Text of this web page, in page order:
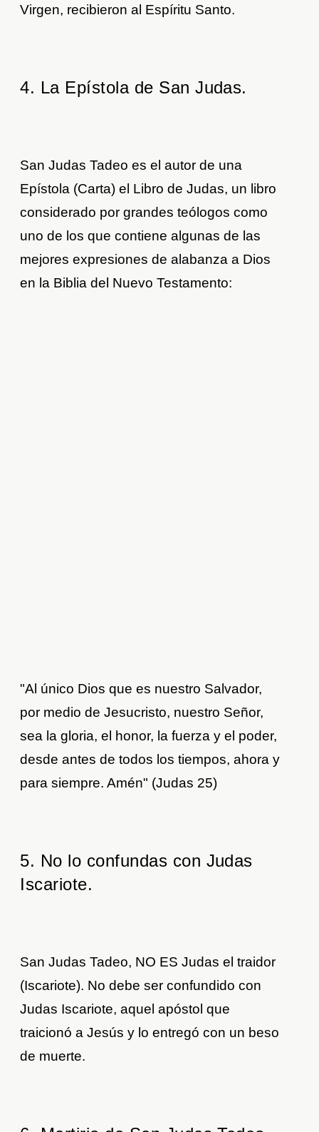
Virgen, recibieron al Espíritu Santo.
4. La Epístola de San Judas.
San Judas Tadeo es el autor de una
Epístola (Carta) el Libro de Judas, un libro
considerado por grandes teólogos como
uno de los que contiene algunas de las
mejores expresiones de alabanza a Dios
en la Biblia del Nuevo Testamento:
"Al único Dios que es nuestro Salvador,
por medio de Jesucristo, nuestro Señor,
sea la gloria, el honor, la fuerza y el poder,
desde antes de todos los tiempos, ahora y
para siempre. Amén" (Judas 25)
5. No lo confundas con Judas
Iscariote.
San Judas Tadeo, NO ES Judas el traidor
(Iscariote). No debe ser confundido con
Judas Iscariote, aquel apóstol que
traicionó a Jesús y lo entregó con un beso
de muerte.